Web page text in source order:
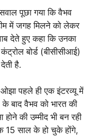
पूछा गया कि वैभव
में जगह मिलने को लेकर
देते हुए कहा कि उनका
बोर्ड (बीसीसीआई)
है.
ओझा पहले ही एक इंटरव्यू में
बाद वैभव को भारत की
की उम्मीद भी बन रही
15 साल के हो चुके होंगे,